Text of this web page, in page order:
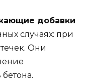
добавки
случаях: при
Они